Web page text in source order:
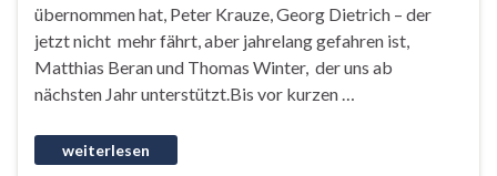
übernommen hat, Peter Krauze, Georg Dietrich – der
jetzt nicht mehr fährt, aber jahrelang gefahren ist,
Matthias Beran und Thomas Winter, der uns ab
nächsten Jahr unterstützt.Bis vor kurzen …